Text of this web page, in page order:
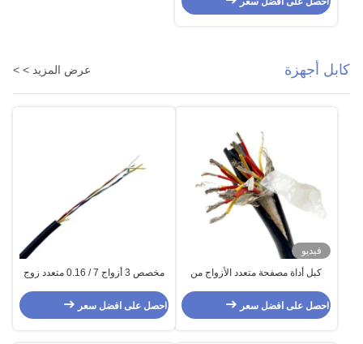
كابل أجهزة عرض المزيد > >
فيديو
كبل أداة مصفحة متعدد الأزواج من
احصل على افضل سعر
مخصص 3 أزواج 7 / 0.16 متعدد زوج
سيليكون غمد
احصل على افضل سعر